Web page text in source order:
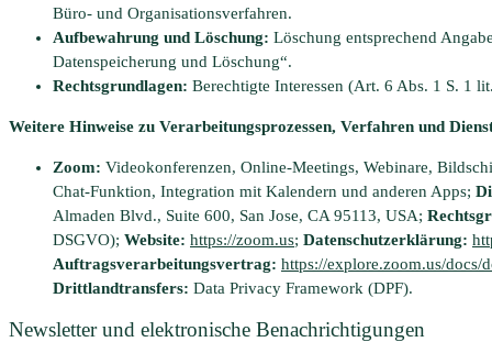
Büro- und Organisationsverfahren.
Aufbewahrung und Löschung: Löschung entsprechend
Datenspeicherung und Löschung“.
Rechtsgrundlagen: Berechtigte Interessen (Art. 6 Abs. 1 S. 1
Weitere Hinweise zu Verarbeitungsprozessen, Verfahren und
Zoom: Videokonferenzen, Online-Meetings, Webinare,
Chat-Funktion, Integration mit Kalendern und anderen Apps;
Almaden Blvd., Suite 600, San Jose, CA 95113, USA;
DSGVO); Website: https://zoom.us; Datenschutzerklärung:
Auftragsverarbeitungsvertrag: https://explore.zoom.us/
Drittlandtransfers: Data Privacy Framework (DPF).
Newsletter und elektronische Benachrichtigungen